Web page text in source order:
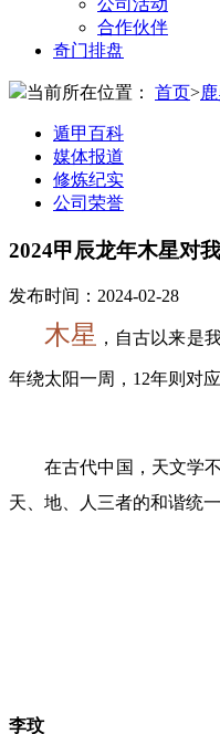
合作伙伴
奇门排盘
当前所在位置： 首页>
遁甲百科
媒体报道
修炼纪实
公司荣誉
2024甲辰龙年木星对
发布时间：2024-02-28
木星 ，自古以来是
年绕太阳一周，12年则对
在古代中国，天文学
天、地、人三者的和谐统一
李玟